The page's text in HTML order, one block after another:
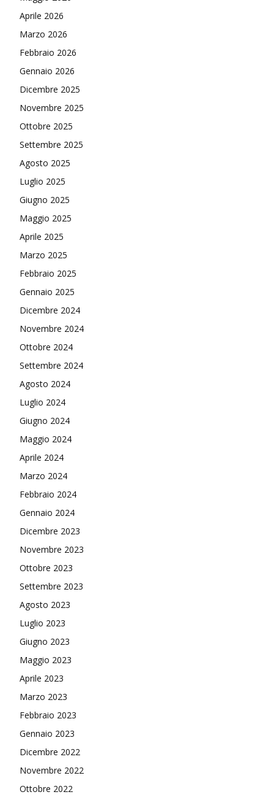
Aprile 2026
Marzo 2026
Febbraio 2026
Gennaio 2026
Dicembre 2025
Novembre 2025
Ottobre 2025
Settembre 2025
Agosto 2025
Luglio 2025
Giugno 2025
Maggio 2025
Aprile 2025
Marzo 2025
Febbraio 2025
Gennaio 2025
Dicembre 2024
Novembre 2024
Ottobre 2024
Settembre 2024
Agosto 2024
Luglio 2024
Giugno 2024
Maggio 2024
Aprile 2024
Marzo 2024
Febbraio 2024
Gennaio 2024
Dicembre 2023
Novembre 2023
Ottobre 2023
Settembre 2023
Agosto 2023
Luglio 2023
Giugno 2023
Maggio 2023
Aprile 2023
Marzo 2023
Febbraio 2023
Gennaio 2023
Dicembre 2022
Novembre 2022
Ottobre 2022